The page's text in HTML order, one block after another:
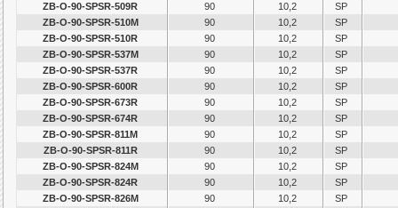
ZB-O-90-SPSR-509R
90 10,2
SP
ZB-O-90-SPSR-510M
90 10,2
SP
ZB-O-90-SPSR-510R
90 10,2
SP
ZB-O-90-SPSR-537M
90 10,2
SP
ZB-O-90-SPSR-537R
90 10,2
SP
ZB-O-90-SPSR-600R
90 10,2
SP
ZB-O-90-SPSR-673R
90 10,2
SP
ZB-O-90-SPSR-674R
90 10,2
SP
ZB-O-90-SPSR-811M
90 10,2
SP
ZB-O-90-SPSR-811R
90 10,2
SP
ZB-O-90-SPSR-824M
90 10,2
SP
ZB-O-90-SPSR-824R
90 10,2
SP
ZB-O-90-SPSR-826M
90 10,2
SP